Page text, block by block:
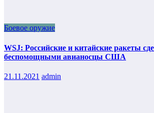
Боевое оружие
WSJ: Российские и китайские ракеты
беспомощными авианосцы США
21.11.2021 admin